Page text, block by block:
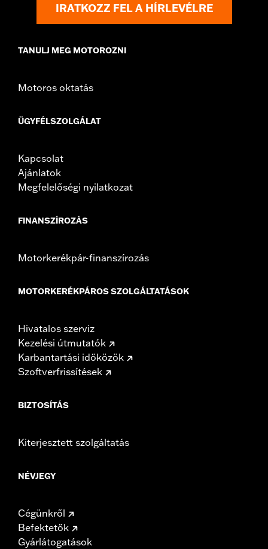
IRATKOZZ FEL A HÍRLEVÉLRE
TANULJ MEG MOTOROZNI
Motoros oktatás
ÜGYFÉLSZOLGÁLAT
Kapcsolat
Ajánlatok
Megfelelőségi nyilatkozat
FINANSZÍROZÁS
Motorkerékpár-finanszírozás
MOTORKERÉKPÁROS SZOLGÁLTATÁSOK
Hivatalos szerviz
Kezelési útmutatók
Karbantartási időközök
Szoftverfrissítések
BIZTOSÍTÁS
Kiterjesztett szolgáltatás
NÉVJEGY
Cégünkről
Befektetők
Gyárlátogatások